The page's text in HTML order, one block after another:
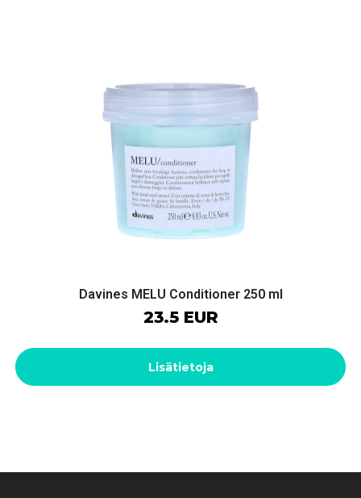
Davines MELU Conditioner 250 ml
23.5 EUR
Lisätietoja